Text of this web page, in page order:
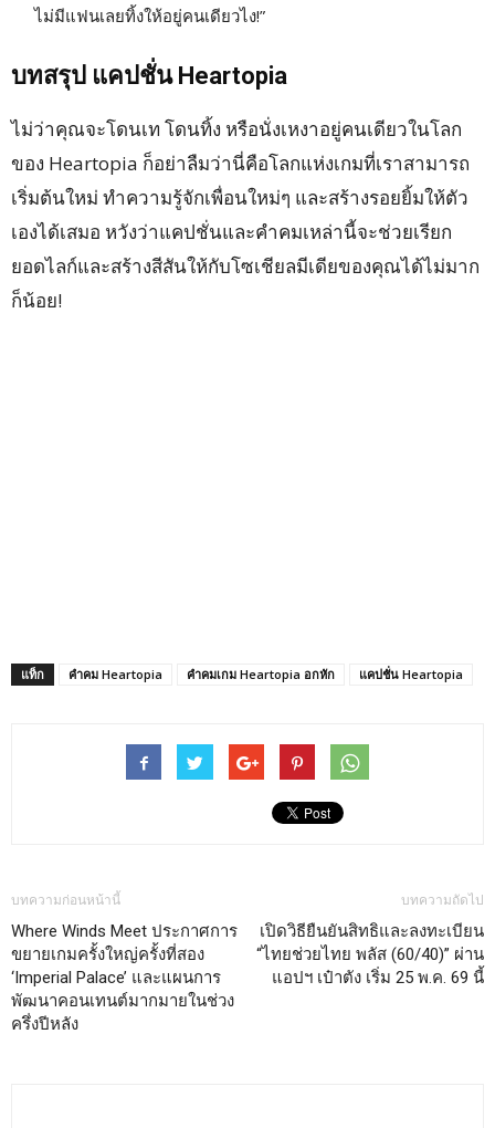
ไม่มีแฟนเลยทิ้งให้อยู่คนเดียวไง!”
บทสรุป แคปชั่น Heartopia
ไม่ว่าคุณจะโดนเท โดนทิ้ง หรือนั่งเหงาอยู่คนเดียวในโลก
ของ Heartopia ก็อย่าลืมว่านี่คือโลกแห่งเกมที่เราสามารถ
เริ่มต้นใหม่ ทำความรู้จักเพื่อนใหม่ๆ และสร้างรอยยิ้มให้ตัว
เองได้เสมอ หวังว่าแคปชั่นและคำคมเหล่านี้จะช่วยเรียก
ยอดไลก์และสร้างสีสันให้กับโซเชียลมีเดียของคุณได้ไม่มาก
ก็น้อย!
แท็ก คำคม Heartopia คำคมเกม Heartopia อกหัก แคปชั่น Heartopia
บทความก่อนหน้านี้
Where Winds Meet ประกาศการ
ขยายเกมครั้งใหญ่ครั้งที่สอง
‘Imperial Palace’ และแผนการ
พัฒนาคอนเทนต์มากมายในช่วง
ครึ่งปีหลัง
บทความถัดไป
เปิดวิธียืนยันสิทธิและลงทะเบียน
“ไทยช่วยไทย พลัส (60/40)” ผ่าน
แอปฯ เป๋าตัง เริ่ม 25 พ.ค. 69 นี้